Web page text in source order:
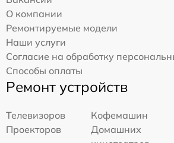
О компании
Ремонтируемые модели
Наши услуги
Согласие на обработку
Способы оплаты
Ремонт устройств
Телевизоров
Кофемашин
Проекторов
Домашних